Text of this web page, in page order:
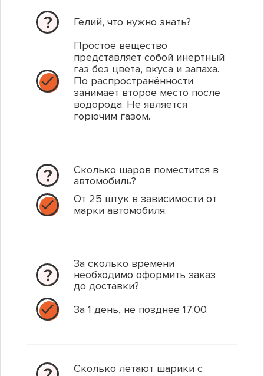
Артикул: 1207-1410
199.00 р.
1 В корзину
Купить в 1 клик
Артикул: JFC30-3605
4 300.00 р.
1 В корзину
Купить в 1 клик
Гелий, что нужно знать?
Простое вещество
представляет собой инертный
газ без цвета, вкуса и запаха.
По распространённости
занимает второе место после
водорода. Не является
горючим газом.
Сколько шаров поместится в
автомобиль?
От 25 штук в зависимости от
марки автомобиля.
За сколько времени
необходимо оформить заказ
до доставки?
За 1 день, не позднее 17:00.
Сколько летают шарики с